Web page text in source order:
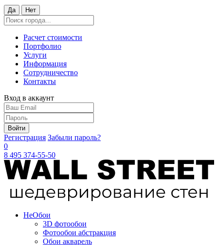
Да Нет
Расчет стоимости
Портфолио
Услуги
Информация
Сотрудничество
Контакты
Вход в аккаунт
Войти
Регистрация Забыли пароль?
0
8 495 374-55-50
НеОбои
3D фотообои
Фотообои абстракция
Обои акварель